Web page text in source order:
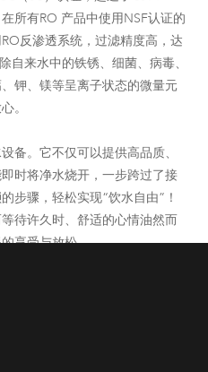
所有RO 产品中使用NSF认证的
反渗透系统，过滤精度高，达
自来水中的铁锈、细菌、病毒、
钾、镁等呈离子状态的微量元
。
备。它不仅可以提供高品质、
时将净水烧开，一步跨过了接
步骤，轻松实现“饮水自由”！
待许久时、舒适的心情油然而
享受与放松。